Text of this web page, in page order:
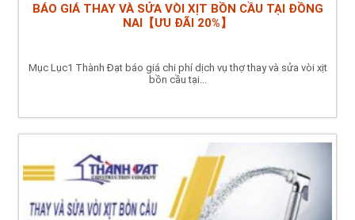
BÁO GIÁ THAY VÀ SỬA VÒI XỊT BỒN CẦU TẠI ĐỒNG
NAI【ƯU ĐÃI 20%】
Mục Lục1 Thành Đạt báo giá chi phí dịch vụ thợ thay và sửa vòi xịt
bồn cầu tại...